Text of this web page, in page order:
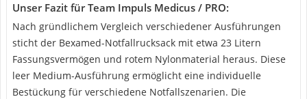
Unser Fazit für Team Impuls Medicus / PRO:
Nach gründlichem Vergleich verschiedener Ausführungen
sticht der Bexamed-Notfallrucksack mit etwa 23 Litern
Fassungsvermögen und rotem Nylonmaterial heraus. Diese
leer Medium-Ausführung ermöglicht eine individuelle
Bestückung für verschiedene Notfallszenarien. Die